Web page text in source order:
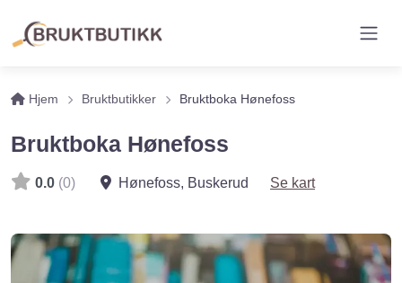
Hjem Bruktbutikker Bruktboka Hønefoss
Bruktboka Hønefoss
0.0 (0) Hønefoss, Buskerud Se kart